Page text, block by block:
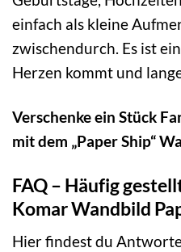
einfach als kleine
zwischendurch. Es ist
Herzen kommt und
Verschenke ein Stück
mit dem „Paper Ship“
FAQ – Häufig
Komar Wandbild
Hier findest du